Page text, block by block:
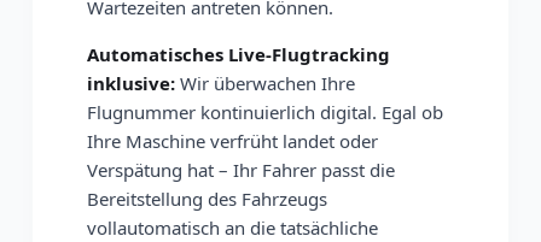
Wartezeiten antreten können.
Automatisches Live-Flugtracking
inklusive: Wir überwachen Ihre
Flugnummer kontinuierlich digital. Egal ob
Ihre Maschine verfrüht landet oder
Verspätung hat – Ihr Fahrer passt die
Bereitstellung des Fahrzeugs
vollautomatisch an die tatsächliche